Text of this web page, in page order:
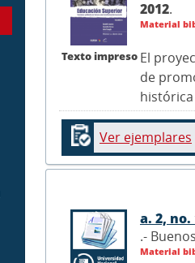
Texto impreso
2012.
Material
El
de
Ver ejemplares
a. 2,
.-
Material